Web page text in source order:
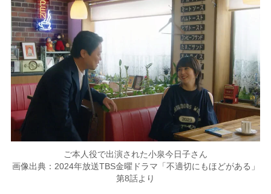
ご本人役で出演された小泉今日子さん
画像出典：2024年放送TBS金曜ドラマ「不適切にもほどがある」
第8話より